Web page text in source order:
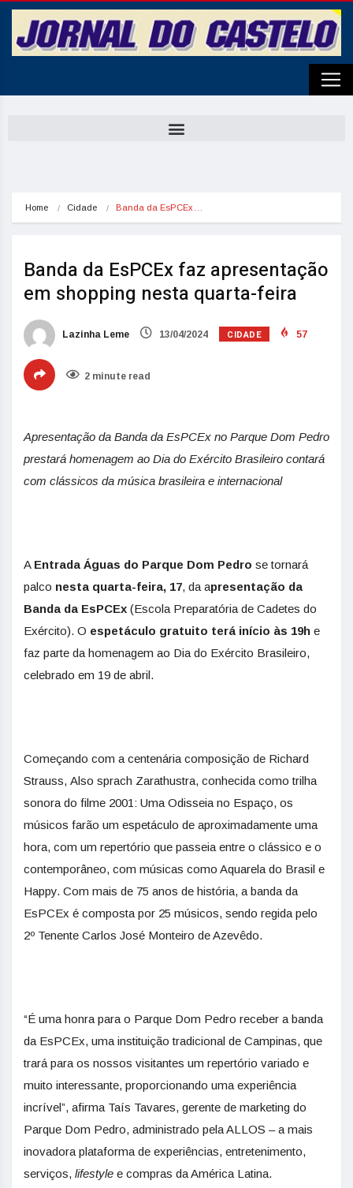
Home Cidade Banda da EsPCEx…
Banda da EsPCEx faz apresentação
em shopping nesta quarta-feira
Lazinha Leme 13/04/2024 CIDADE 57
2 minute read
Apresentação da Banda da EsPCEx no Parque Dom Pedro
prestará homenagem ao Dia do Exército Brasileiro contará
com clássicos da música brasileira e internacional
A Entrada Águas do Parque Dom Pedro se tornará
palco nesta quarta-feira, 17, da apresentação da
Banda da EsPCEx (Escola Preparatória de Cadetes do
Exército). O espetáculo gratuito terá início às 19h e
faz parte da homenagem ao Dia do Exército Brasileiro,
celebrado em 19 de abril.
Começando com a centenária composição de Richard
Strauss, Also sprach Zarathustra, conhecida como trilha
sonora do filme 2001: Uma Odisseia no Espaço, os
músicos farão um espetáculo de aproximadamente uma
hora, com um repertório que passeia entre o clássico e o
contemporâneo, com músicas como Aquarela do Brasil e
Happy. Com mais de 75 anos de história, a banda da
EsPCEx é composta por 25 músicos, sendo regida pelo
2º Tenente Carlos José Monteiro de Azevêdo.
“É uma honra para o Parque Dom Pedro receber a banda
da EsPCEx, uma instituição tradicional de Campinas, que
trará para os nossos visitantes um repertório variado e
muito interessante, proporcionando uma experiência
incrível”, afirma Taís Tavares, gerente de marketing do
Parque Dom Pedro, administrado pela ALLOS – a mais
inovadora plataforma de experiências, entretenimento,
serviços, lifestyle e compras da América Latina.